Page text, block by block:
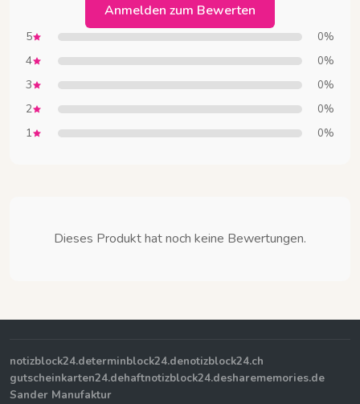
Anmelden zum Bewerten
5 0%
4 0%
3 0%
2 0%
1 0%
Dieses Produkt hat noch keine Bewertungen.
notizblock24.determinblock24.denotizblock24.ch
gutscheinkarten24.dehaftnotizblock24.desharememories.de
Sander Manufaktur